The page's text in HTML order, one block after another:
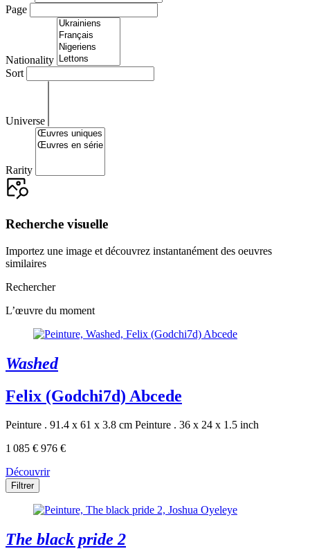
Page
Nationality
Sort
Universe
Rarity
Recherche visuelle
Importez une image et découvrez instantanément des oeuvres
similaires
Rechercher
L’œuvre du moment
Washed
Felix (Godchi7d) Abcede
Peinture . 91.4 x 61 x 3.8 cm Peinture . 36 x 24 x 1.5 inch
1 085 € 976 €
Découvrir
Filtrer
The black pride 2